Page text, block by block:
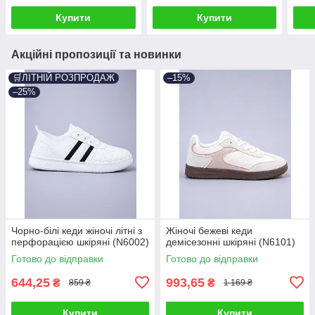
Купити Купити
Акційні пропозиції та новинки
🛒ЛІТНІЙ РОЗПРОДАЖ
–25%
Чорно-білі кеди жіночі літні з
перфорацією шкіряні (N6002)
Готово до відправки
644,25 ₴ 859 ₴
–15%
Жіночі бежеві кеди
демісезонні шкіряні (N6101)
Готово до відправки
993,65 ₴ 1 169 ₴